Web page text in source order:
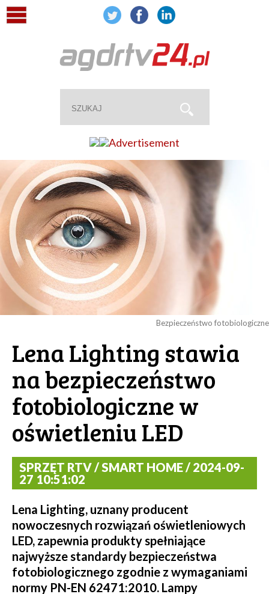
Bezpieczeństwo fotobiologiczne
Lena Lighting stawia
na bezpieczeństwo
fotobiologiczne w
oświetleniu LED
SPRZĘT RTV / SMART HOME / 2024-09-
27 10:51:02
Lena Lighting, uznany producent
nowoczesnych rozwiązań oświetleniowych
LED, zapewnia produkty spełniające
najwyższe standardy bezpieczeństwa
fotobiologicznego zgodnie z wymaganiami
normy PN-EN 62471:2010. Lampy